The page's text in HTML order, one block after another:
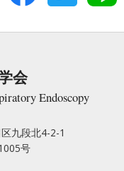
会
Endoscopy
九段北4-2-1
号